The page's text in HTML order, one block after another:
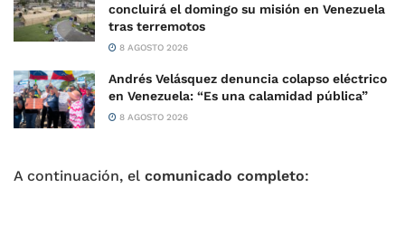
concluirá el domingo su misión en Venezuela
tras terremotos
8 AGOSTO 2026
Andrés Velásquez denuncia colapso eléctrico
en Venezuela: “Es una calamidad pública”
8 AGOSTO 2026
A continuación, el comunicado completo: